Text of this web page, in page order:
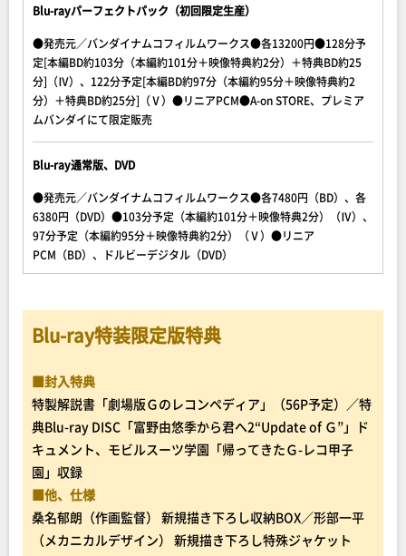
Blu-rayパーフェクトパック（初回限定生産）
●発売元／バンダイナムコフィルムワークス●各13200円●128分予
定[本編BD約103分（本編約101分＋映像特典約2分）＋特典BD約25
分]（Ⅳ）、122分予定[本編BD約97分（本編約95分＋映像特典約2
分）＋特典BD約25分]（Ⅴ）●リニアPCM●A-on STORE、プレミア
ムバンダイにて限定販売
Blu-ray通常版、DVD
●発売元／バンダイナムコフィルムワークス●各7480円（BD）、各
6380円（DVD）●103分予定（本編約101分＋映像特典2分）（Ⅳ）、
97分予定（本編約95分＋映像特典約2分）（Ⅴ）●リニア
PCM（BD）、ドルビーデジタル（DVD）
Blu-ray特装限定版特典
■封入特典
特製解説書「劇場版Ｇのレコンペディア」（56P予定）／特
典Blu-ray DISC「富野由悠季から君へ2“Update of Ｇ”」ド
キュメント、モビルスーツ学園「帰ってきたＧ-レコ甲子
園」収録
■他、仕様
桑名郁朗（作画監督） 新規描き下ろし収納BOX／形部一平
（メカニカルデザイン） 新規描き下ろし特殊ジャケット